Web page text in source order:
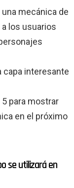
mecánica de
los usuarios
capa interesante
para mostrar
en el próximo
se utilizará en